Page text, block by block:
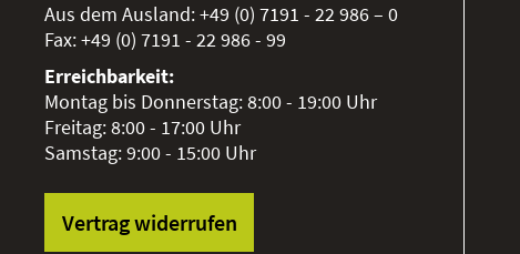
Aus dem Ausland:+49 (0) 7191 - 22 986 – 0
Fax:+49 (0) 7191 - 22 986 - 99
Erreichbarkeit:
Montag bis Donnerstag: 8:00 - 19:00 Uhr
Freitag: 8:00 - 17:00 Uhr
Samstag: 9:00 - 15:00 Uhr
Vertrag widerrufen